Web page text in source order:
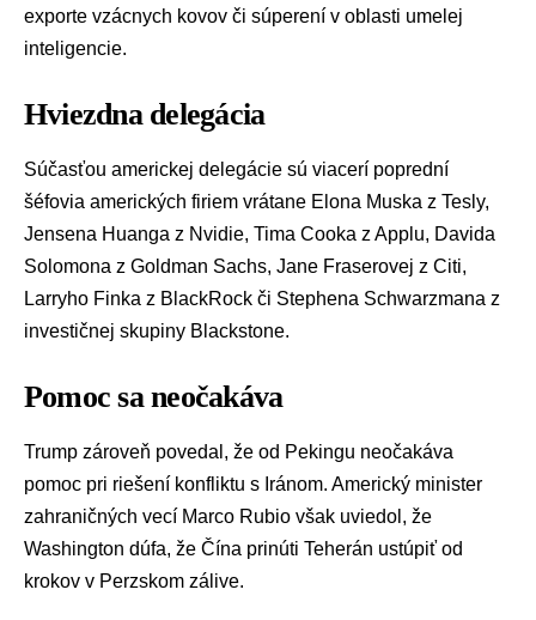
exporte vzácnych kovov či súperení v oblasti umelej
inteligencie.
Hviezdna delegácia
Súčasťou americkej delegácie sú viacerí poprední
šéfovia amerických firiem vrátane Elona Muska z Tesly,
Jensena Huanga z Nvidie, Tima Cooka z Applu, Davida
Solomona z Goldman Sachs, Jane Fraserovej z Citi,
Larryho Finka z BlackRock či Stephena Schwarzmana z
investičnej skupiny Blackstone.
Pomoc sa neočakáva
Trump zároveň povedal, že od Pekingu neočakáva
pomoc pri riešení konfliktu s Iránom. Americký minister
zahraničných vecí Marco Rubio však uviedol, že
Washington dúfa, že Čína prinúti Teherán ustúpiť od
krokov v Perzskom zálive.